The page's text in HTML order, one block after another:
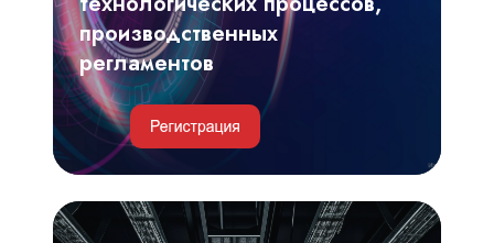
производственных
регламентов
Инженерные